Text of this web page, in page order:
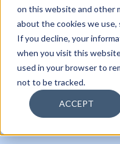
on this website and other
about the cookies we use,
If you decline, your
when you visit this
used in your browser to
not to be tracked.
ACCEPT